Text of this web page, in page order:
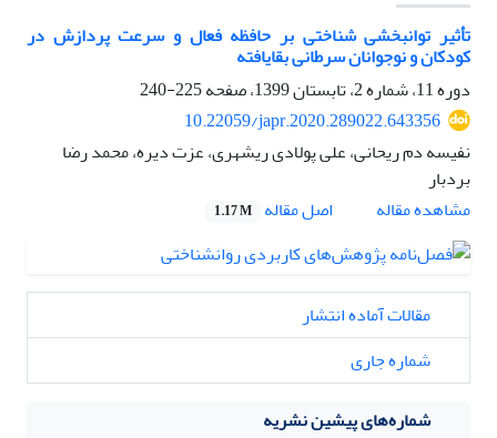
تأثیر توانبخشی شناختی بر حافظه فعال و سرعت پردازش در
کودکان و نوجوانان سرطانی بقایافته
دوره 11، شماره 2، تابستان 1399، صفحه
225-240
10.22059/japr.2020.289022.643356
نفیسه دم ریحانی، علی پولادی ریشهری، عزت دیره، محمد رضا
بردبار
مشاهده مقاله
اصل مقاله 1.17 M
مقالات آماده انتشار
شماره جاری
شماره‌های پیشین نشریه